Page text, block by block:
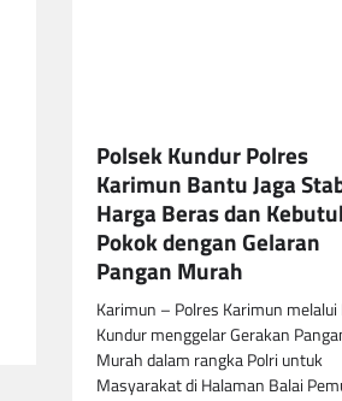
Polsek Kundur Polres
Karimun Bantu Jaga
Harga Beras dan
Pokok dengan Gelaran
Pangan Murah
Karimun – Polres Karimun melalui
Kundur menggelar Gerakan
Murah dalam rangka Polri untuk
Masyarakat di Halaman Balai